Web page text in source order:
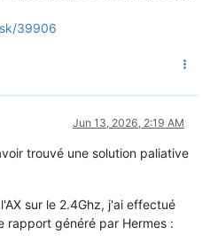
39906
Jun 13, 2026, 2:19 AM
trouvé une solution paliative
sur le 2.4Ghz, j'ai effectué
rapport généré par Hermes :